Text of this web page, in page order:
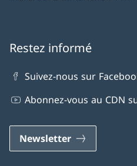
Restez informé
Suivez-nous sur
Abonnez-vous au CDN
Newsletter